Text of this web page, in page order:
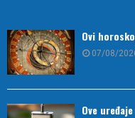
Ovi
07/08/
Ove